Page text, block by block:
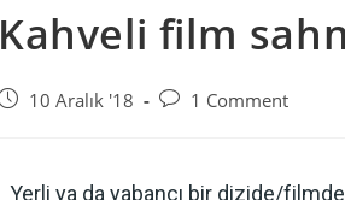
Kahveli film
10 Aralık '18 1 Comment
Yerli ya da yabancı bir dizide/